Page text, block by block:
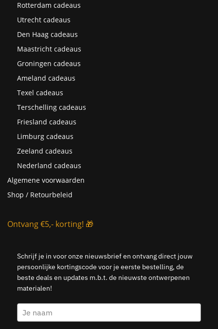
Rotterdam cadeaus
Utrecht cadeaus
Den Haag cadeaus
Maastricht cadeaus
Groningen cadeaus
Ameland cadeaus
Texel cadeaus
Terschelling cadeaus
Friesland cadeaus
Limburg cadeaus
Zeeland cadeaus
Nederland cadeaus
Algemene voorwaarden
Shop / Retourbeleid
Ontvang €5,- korting! 🎁
Schrijf je in voor onze nieuwsbrief en ontvang direct jouw
persoonlijke kortingscode voor je eerste bestelling, de
beste deals en updates m.b.t. de nieuwste ontwerpenen
materialen!